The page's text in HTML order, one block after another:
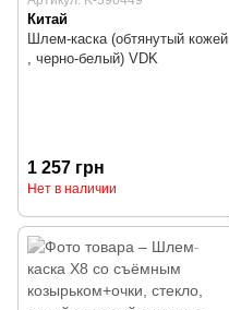
Китай
Шлем-каска (обтянутый кожей
, черно-белый) VDK
1 257 грн
Нет в наличии